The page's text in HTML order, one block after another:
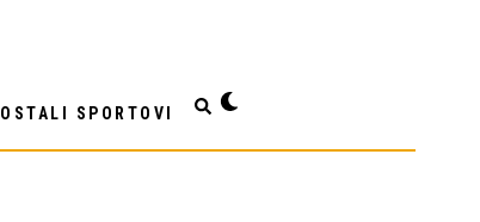
OSTALI SPORTOVI